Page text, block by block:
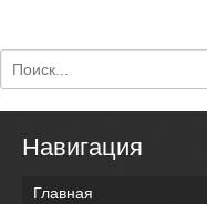
Навигация
Главная